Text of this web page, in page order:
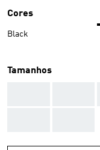
Cores
Black
Tamanhos